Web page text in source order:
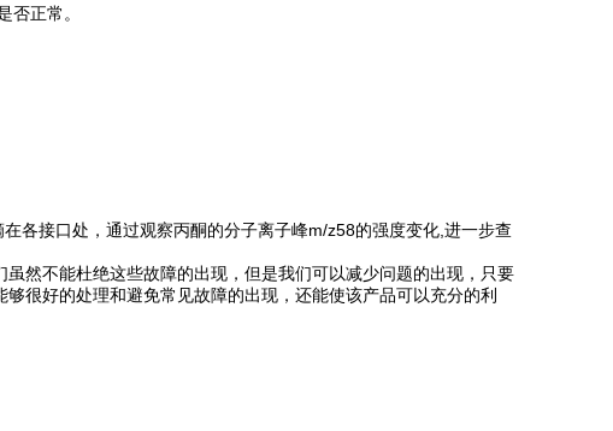
正常。
接口处，通过观察丙酮的分子离子峰m/z58的强度变化,进一步查
然不能杜绝这些故障的出现，但是我们可以减少问题的出现，只要
很好的处理和避免常见故障的出现，还能使该产品可以充分的利